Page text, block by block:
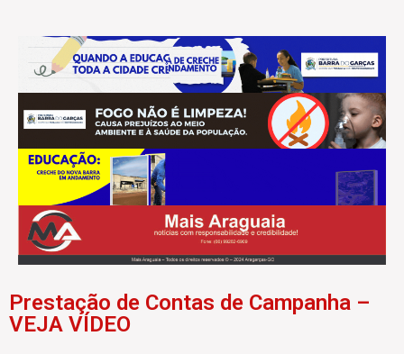
Prestação de Contas de Campanha –
VEJA VÍDEO